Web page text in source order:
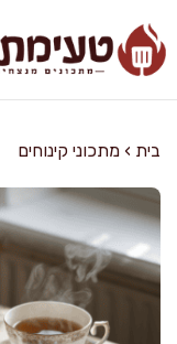
לתוכן
בית › מתכוני קינוחים